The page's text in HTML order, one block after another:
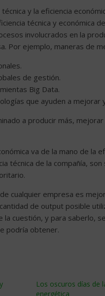
y la eficiencia
técnica y económica
involucrados en la
Por ejemplo, maneras de
de gestión.
Big Data.
que ayuden a mejorar
a producir más,
va de la mano de la
técnica de la compañía,
cualquier empresa es
de output posible
la cuestión, y para saberlo,
podría obtener.
Los oscuros días de
energética